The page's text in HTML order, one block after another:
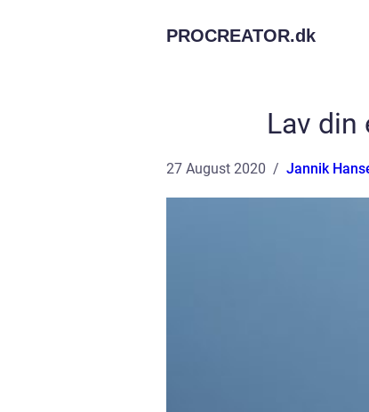
PROCREATOR.dk
Lav din
27 August 2020 Jannik